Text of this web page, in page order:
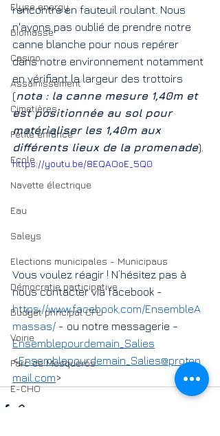
Elyse energy
Biomasse
Casino
Assainissement
Cimetières
Petite enfance
Ecole
Navette électrique
Eau
Saleys
Elections municipales - Municipaus
Démocratie participative
Budget principal CFU
Voirie
Parc de Mosqueros
E-CHO
rencontre en fauteuil roulant. Nous
n'avons pas oublié de prendre notre
canne blanche pour nous repérer
dans notre environnement notamment
en vérifiant la largeur des trottoirs
(nota : la canne mesure 1,40m et
est positionnée au sol pour
matérialiser les 1,40m aux
différents lieux de la promenade).
https://youtu.be/8EQAOoE_5Q0
Vous voulez réagir ! N’hésitez pas à
nous contacter via facebook -
https://www.facebook.com/EnsembleA
massas/ - ou notre messagerie -
Ensemblepourdemain_Salies
<Ensemblepourdemain_Salies@proton
mail.com>